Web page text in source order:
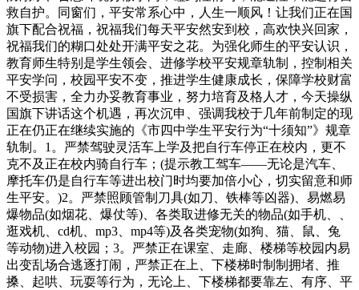
救自护。同窗们，平安常系心中，人生一顺风！让我们正在国
旗下配合祝福，祝福我们每天平安然安到校，高欢快兴回家，
祝福我们的糊口处处开满平安之花。为强化师生的平安认识，
教育师生特别是学生领会、进修学校平安规章轨制，控制相关
平安学问，校园平安不变，推进学生健康成长，保障学校财富
不受损害，全力办妥教育事业，努力培育及格人才，今天操纵
国旗下讲话这个机遇，再次沉申、强调我校于几年前制定的现
正在仍正在继续实施的《市四中学生平安行为“十须知”》规章
轨制。1。严禁驾驶灵活车上学及把自行车停正在校内，更不
克不及正在校内骑自行车；(提示教工驾车——无论是汽车、
摩托车仍是自行车等进出校门时均要加倍小心，切实留意和师
生平安。)2。严禁照顾管制刀具(如刀、铁棒等凶器)、易燃易
爆物品(如烟花、爆仗等)、各类取进修无关的物品(如手机、、
逛戏机、cd机、mp3、mp4等)及各类宠物(如狗、猫、鼠、兔
等动物)进入校园；3。严禁正在课室、走廊、楼梯等校园内易
出变乱场合逃逐打闹，严禁正在上、下楼梯时制制拥堵、推
搡、起哄、玩耍等行为，无论上、下楼梯都要靠左、有序、平